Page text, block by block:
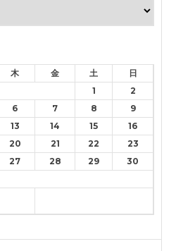
木 金 土 日
1
2
6 7 8
9
13 14 15
16
20 21 22
23
27 28 29
30